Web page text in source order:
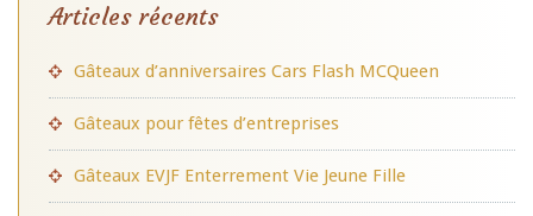
Articles récents
Gâteaux d’anniversaires Cars Flash MCQueen
Gâteaux pour fêtes d’entreprises
Gâteaux EVJF Enterrement Vie Jeune Fille